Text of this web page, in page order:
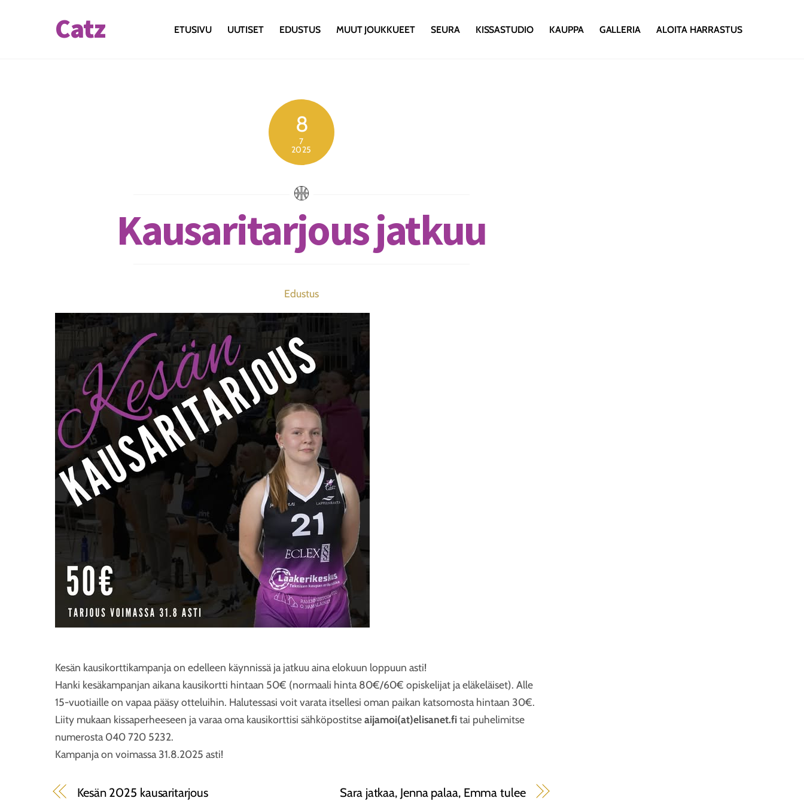
Catz ETUSIVU UUTISET EDUSTUS MUUT JOUKKUEET SEURA KISSASTUDIO KAUPPA GALLERIA ALOITA HARRASTUS
8
7
2025
Kausaritarjous jatkuu
Edustus
Kesän kausikorttikampanja on edelleen käynnissä ja jatkuu aina elokuun loppuun asti!
Hanki kesäkampanjan aikana kausikortti hintaan 50€ (normaali hinta 80€/60€ opiskelijat ja eläkeläiset). Alle
15-vuotiaille on vapaa pääsy otteluihin. Halutessasi voit varata itsellesi oman paikan katsomosta hintaan 30€.
Liity mukaan kissaperheeseen ja varaa oma kausikorttisi sähköpostitseaijamoi(at)elisanet.fitai puhelimitse
numerosta 040 720 5232.
Kampanja on voimassa 31.8.2025 asti!
Kesän 2025 kausaritarjous
Sara jatkaa, Jenna palaa, Emma tulee